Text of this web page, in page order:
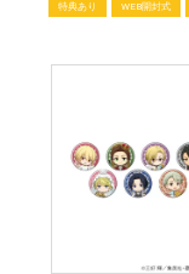
特典あり WEB開封式